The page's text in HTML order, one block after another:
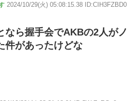
2024/10/29(火) 05:08:15.38 ID:CIH3FZBD0
なら握手会でAKBの2人がノ
件があったけどな